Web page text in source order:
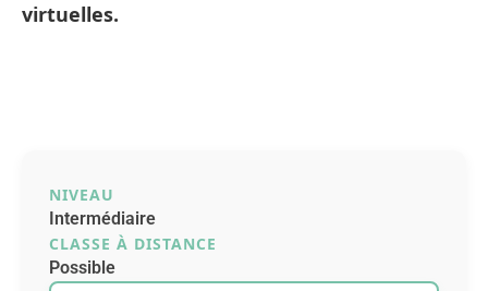
virtuelles.
NIVEAU
Intermédiaire
CLASSE À DISTANCE
Possible